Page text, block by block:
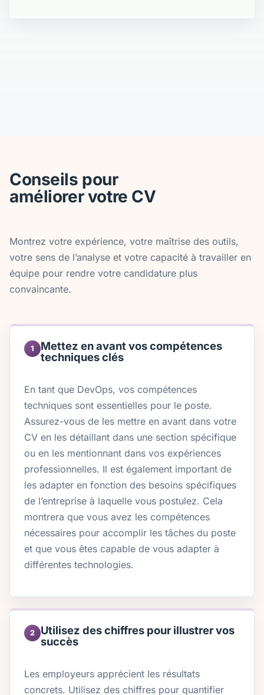
Conseils pour
améliorer votre CV
Montrez votre expérience, votre maîtrise des outils,
votre sens de l’analyse et votre capacité à travailler en
équipe pour rendre votre candidature plus
convaincante.
1
Mettez en avant vos compétences
techniques clés
En tant que DevOps, vos compétences
techniques sont essentielles pour le poste.
Assurez-vous de les mettre en avant dans votre
CV en les détaillant dans une section spécifique
ou en les mentionnant dans vos expériences
professionnelles. Il est également important de
les adapter en fonction des besoins spécifiques
de l’entreprise à laquelle vous postulez. Cela
montrera que vous avez les compétences
nécessaires pour accomplir les tâches du poste
et que vous êtes capable de vous adapter à
différentes technologies.
2
Utilisez des chiffres pour illustrer vos
succès
Les employeurs apprécient les résultats
concrets. Utilisez des chiffres pour quantifier